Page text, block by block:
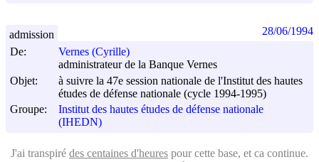
De:
Vernes (Cyrille)
administrateur de la Banque Vernes
Objet:
à suivre la 47e session nationale de l'Institut des hautes
études de défense nationale (cycle 1994-1995)
Groupe:
Institut des hautes études de défense nationale
(IHEDN)
admission 28/06/1994
J'ai transpiré des centaines d'heures pour cette base, et ca continue.